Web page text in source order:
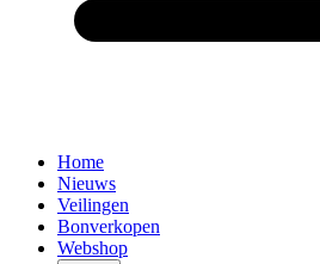
Home
Nieuws
Veilingen
Bonverkopen
Webshop